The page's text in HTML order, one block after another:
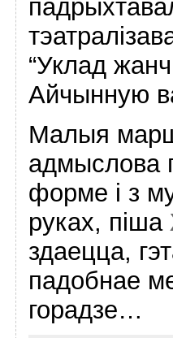
“Уклад
Айчынную
Малыя
адмыслова
форме і з
руках, піша
здаецца,
падобнае
горадзе…